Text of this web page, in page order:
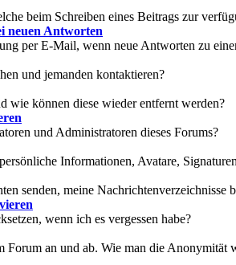
beim Schreiben eines Beitrags zur
neuen Antworten
per E-Mail, wenn neue Antworten zu
und jemanden kontaktieren?
wie können diese wieder entfernt werden?
und Administratoren dieses Forums?
Informationen, Avatare,
senden, meine Nachrichtenverzeichnisse
wenn ich es vergessen habe?
Forum an und ab. Wie man die